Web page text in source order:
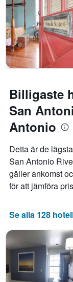
det
genomsnittliga
rumspriset.
Billigaste
San
Antonio
Detta är de
San Antonio
gäller ankomst
för att jämföra
Se alla 128